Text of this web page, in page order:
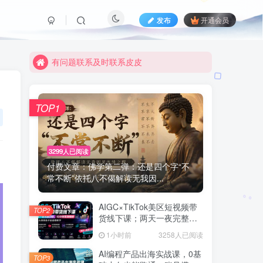
发布 开通会员
有问题联系及时联系皮皮
限时活动；目前月卡只需6.8元
有问题联系及时联系皮皮
3299人已阅读
付费文章：佛学第二弹：还是四个字“不
常不断”依托八不偈解读无我因...
TOP1
AIGC×TikTok美区短视频带
货线下课；两天一夜完整回
部操盘手全流程教学
1小时前 3258人已阅读
TOP2
AI编程产品出海实战课，0基
TOP3